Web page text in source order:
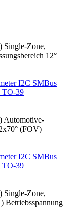
Single-Zone,
12°
Automotive-
(FOV)
Single-Zone,
Betriebsspannung